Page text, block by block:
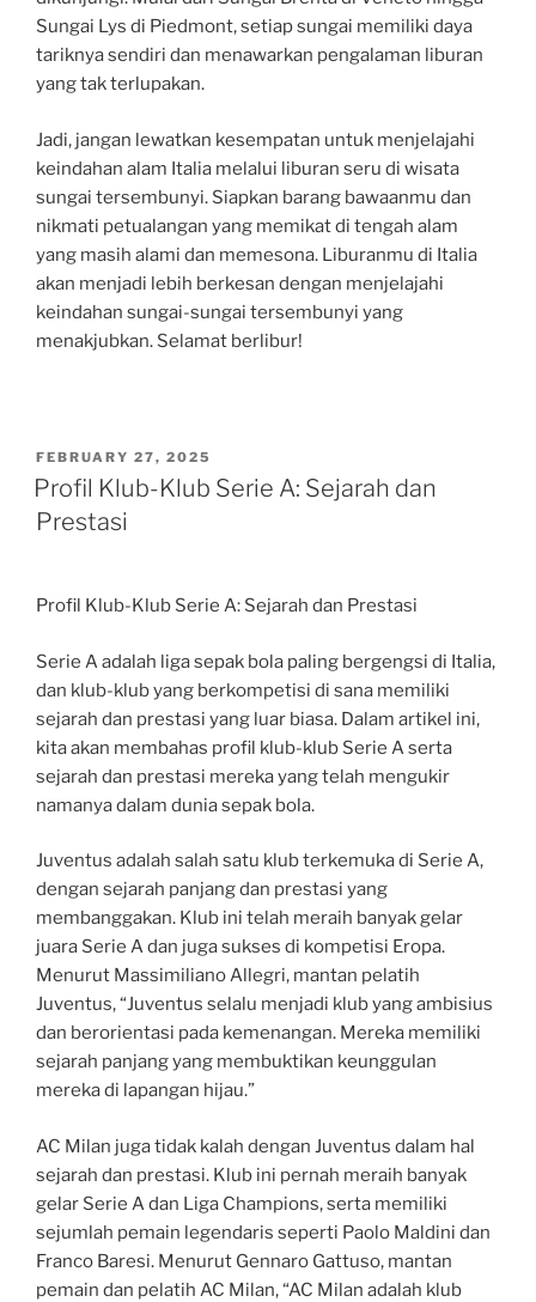
Sungai Lys di Piedmont, setiap sungai memiliki daya
tariknya sendiri dan menawarkan pengalaman liburan
yang tak terlupakan.
Jadi, jangan lewatkan kesempatan untuk menjelajahi
keindahan alam Italia melalui liburan seru di wisata
sungai tersembunyi. Siapkan barang bawaanmu dan
nikmati petualangan yang memikat di tengah alam
yang masih alami dan memesona. Liburanmu di Italia
akan menjadi lebih berkesan dengan menjelajahi
keindahan sungai-sungai tersembunyi yang
menakjubkan. Selamat berlibur!
POSTED
ON
FEBRUARY 27, 2025
Profil Klub-Klub Serie A: Sejarah dan
Prestasi
Profil Klub-Klub Serie A: Sejarah dan Prestasi
Serie A adalah liga sepak bola paling bergengsi di Italia,
dan klub-klub yang berkompetisi di sana memiliki
sejarah dan prestasi yang luar biasa. Dalam artikel ini,
kita akan membahas profil klub-klub Serie A serta
sejarah dan prestasi mereka yang telah mengukir
namanya dalam dunia sepak bola.
Juventus adalah salah satu klub terkemuka di Serie A,
dengan sejarah panjang dan prestasi yang
membanggakan. Klub ini telah meraih banyak gelar
juara Serie A dan juga sukses di kompetisi Eropa.
Menurut Massimiliano Allegri, mantan pelatih
Juventus, “Juventus selalu menjadi klub yang ambisius
dan berorientasi pada kemenangan. Mereka memiliki
sejarah panjang yang membuktikan keunggulan
mereka di lapangan hijau.”
AC Milan juga tidak kalah dengan Juventus dalam hal
sejarah dan prestasi. Klub ini pernah meraih banyak
gelar Serie A dan Liga Champions, serta memiliki
sejumlah pemain legendaris seperti Paolo Maldini dan
Franco Baresi. Menurut Gennaro Gattuso, mantan
pemain dan pelatih AC Milan, “AC Milan adalah klub